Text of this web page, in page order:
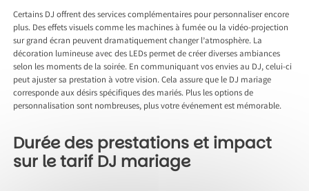
Certains DJ offrent des services complémentaires pour personnaliser encore
plus. Des effets visuels comme les machines à fumée ou la vidéo-projection
sur grand écran peuvent dramatiquement changer l’atmosphère. La
décoration lumineuse avec des LEDs permet de créer diverses ambiances
selon les moments de la soirée. En communiquant vos envies au DJ, celui-ci
peut ajuster sa prestation à votre vision. Cela assure que le DJ mariage
corresponde aux désirs spécifiques des mariés. Plus les options de
personnalisation sont nombreuses, plus votre événement est mémorable.
Durée des prestations et impact
sur le tarif DJ mariage